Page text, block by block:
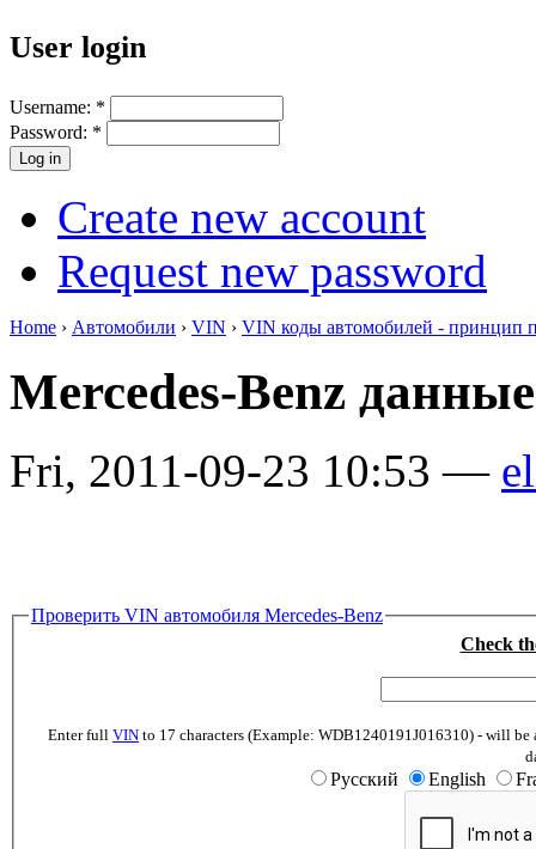
User login
Username: *
Password: *
Create new account
Request new password
Home › Автомобили › VIN › VIN коды автомобилей - принцип
Mercedes-Benz
Fri, 2011-09-23 10:53 —
Проверить VIN автомобиля Mercedes-Benz
Check
Enter full VIN to 17 characters (Example: WDB1240191J016310) - will
Русский English